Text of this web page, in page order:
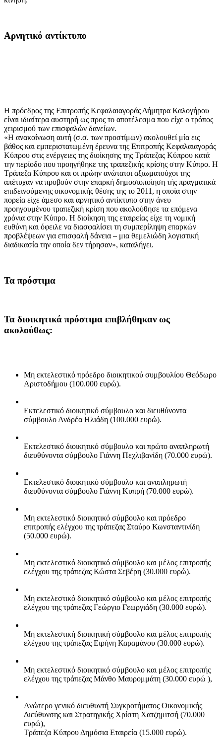
Αρνητικό αντίκτυπο
Η πρόεδρος της Επιτροπής Κεφαλαιαγοράς Δήμητρα Καλογήρου
είναι ιδιαίτερα αυστηρή ως προς το αποτέλεσμα που είχε ο τρόπος
χειρισμού των επισφαλών δανείων.
«Η ανακοίνωση αυτή (σ.σ. των προστίμων) ακολουθεί μία εις
βάθος και εμπεριστατωμένη έρευνα της Επιτροπής Κεφαλαιαγοράς
Κύπρου στις ενέργειες της διοίκησης της Τράπεζας Κύπρου κατά
την περίοδο που προηγήθηκε της τραπεζικής κρίσης στην Κύπρο. Η
Τράπεζα Κύπρου και οι πρώην ανώτατοι αξιωματούχοι της
απέτυχαν να προβούν στην επαρκή δημοσιοποίηση τής πραγματικά
επιδεινούμενης οικονομικής θέσης της το 2011, η οποία στην
πορεία είχε άμεσο και αρνητικό αντίκτυπο στην άνευ
προηγουμένου τραπεζική κρίση που ακολούθησε τα επόμενα
χρόνια στην Κύπρο. Η διοίκηση της εταιρείας είχε τη νομική
ευθύνη και όφειλε να διασφαλίσει τη συμπερίληψη επαρκών
προβλέψεων για επισφαλή δάνεια – μια θεμελιώδη λογιστική
διαδικασία την οποία δεν τήρησαν», καταλήγει.
Τα πρόστιμα
Τα διοικητικά πρόστιμα επιβλήθηκαν ως
ακολούθως:
Μη εκτελεστικό πρόεδρο διοικητικού συμβουλίου Θεόδωρο
Αριστοδήμου (100.000 ευρώ).
Εκτελεστικό διοικητικό σύμβουλο και διευθύνοντα
σύμβουλο Ανδρέα Ηλιάδη (100.000 ευρώ).
Εκτελεστικό διοικητικό σύμβουλο και πρώτο αναπληρωτή
διευθύνοντα σύμβουλο Γιάννη Πεχλιβανίδη (70.000 ευρώ).
Εκτελεστικό διοικητικό σύμβουλο και αναπληρωτή
διευθύνοντα σύμβουλο Γιάννη Κυπρή (70.000 ευρώ).
Μη εκτελεστικό διοικητικό σύμβουλο και πρόεδρο
επιτροπής ελέγχου της τράπεζας Σταύρο Κωνσταντινίδη
(50.000 ευρώ).
Μη εκτελεστικό διοικητικό σύμβουλο και μέλος επιτροπής
ελέγχου της τράπεζας Κώστα Σεβέρη (30.000 ευρώ).
Μη εκτελεστικό διοικητικό σύμβουλο και μέλος επιτροπής
ελέγχου της τράπεζας Γεώργιο Γεωργιάδη (30.000 ευρώ).
Μη εκτελεστική διοικητική σύμβουλο και μέλος επιτροπής
ελέγχου της τράπεζας Ειρήνη Καραμάνου (30.000 ευρώ).
Μη εκτελεστικό διοικητικό σύμβουλο και μέλος επιτροπής
ελέγχου της τράπεζας Μάνθο Μαυρομμάτη (30.000 ευρώ ),
Ανώτερο γενικό διευθυντή Συγκροτήματος Οικονομικής
Διεύθυνσης και Στρατηγικής Χρίστη Χατζημιτσή (70.000
ευρώ),
Τράπεζα Κύπρου Δημόσια Εταιρεία (15.000 ευρώ).